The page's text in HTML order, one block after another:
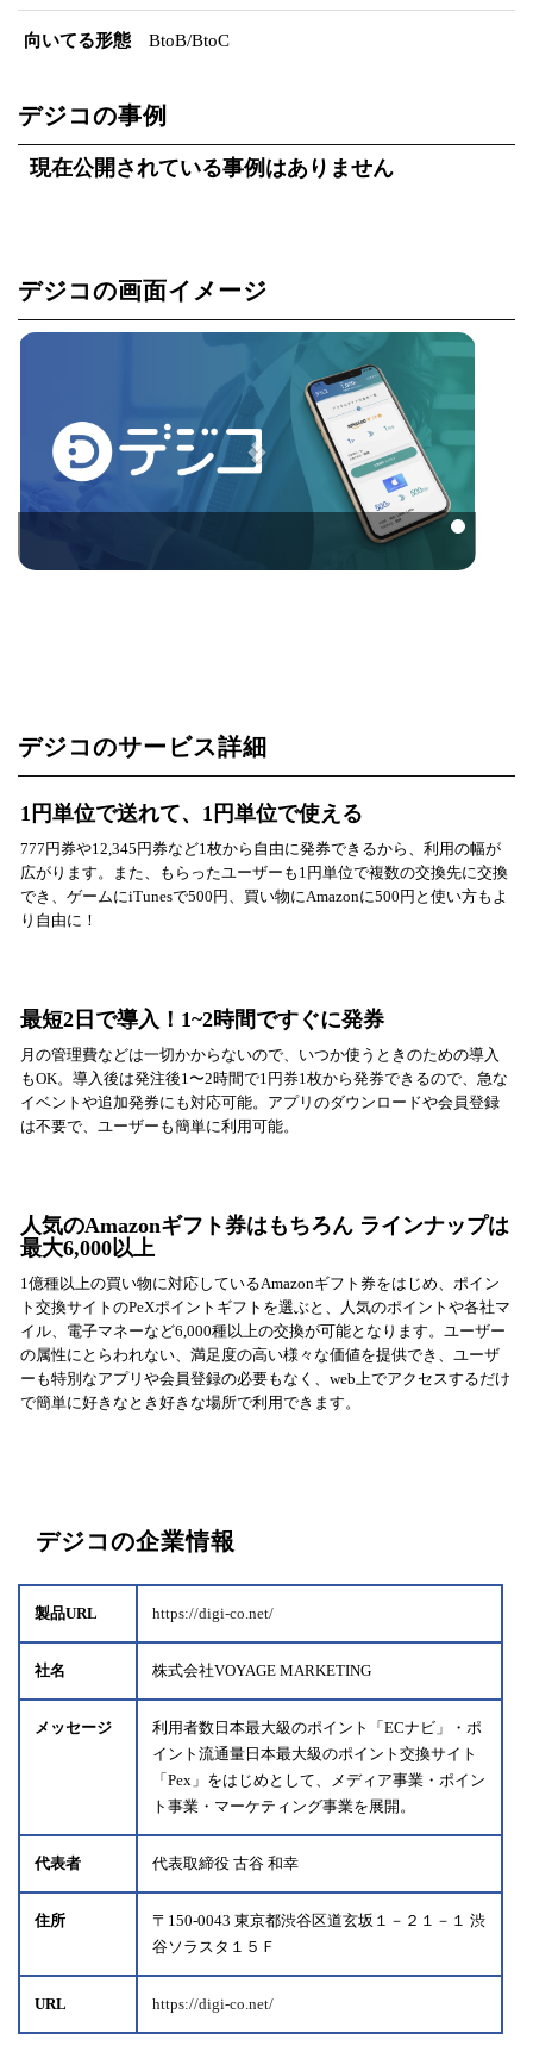
向いてる形態 BtoB/BtoC
デジコの事例
現在公開されている事例はありません
デジコの画面イメージ
デジコのサービス詳細
1円単位で送れて、1円単位で使える
777円券や12,345円券など1枚から自由に発券できるから、利用の幅が
広がります。また、もらったユーザーも1円単位で複数の交換先に交換
でき、ゲームにiTunesで500円、買い物にAmazonに500円と使い方もよ
り自由に！
最短2日で導入！1~2時間ですぐに発券
月の管理費などは一切かからないので、いつか使うときのための導入
もOK。導入後は発注後1〜2時間で1円券1枚から発券できるので、急な
イベントや追加発券にも対応可能。アプリのダウンロードや会員登録
は不要で、ユーザーも簡単に利用可能。
人気のAmazonギフト券はもちろん ラインナップは
最大6,000以上
1億種以上の買い物に対応しているAmazonギフト券をはじめ、ポイン
ト交換サイトのPeXポイントギフトを選ぶと、人気のポイントや各社マ
イル、電子マネーなど6,000種以上の交換が可能となります。ユーザー
の属性にとらわれない、満足度の高い様々な価値を提供でき、ユーザ
ーも特別なアプリや会員登録の必要もなく、web上でアクセスするだけ
で簡単に好きなとき好きな場所で利用できます。
デジコの企業情報
製品URL https://digi-co.net/
社名 株式会社VOYAGE MARKETING
メッセージ
利用者数日本最大級のポイント「ECナビ」・ポ
イント流通量日本最大級のポイント交換サイト
「Pex」をはじめとして、メディア事業・ポイン
ト事業・マーケティング事業を展開。
代表者 代表取締役 古谷 和幸
住所
〒150-0043 東京都渋谷区道玄坂１－２１－１ 渋
谷ソラスタ１５Ｆ
URL https://digi-co.net/